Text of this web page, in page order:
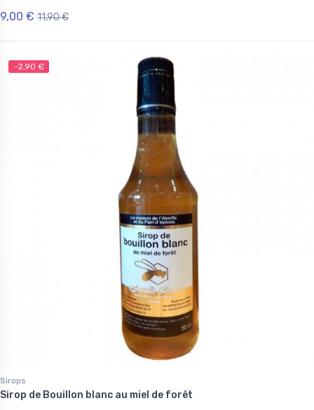
9,00 € 11,90 €
-2,90 €
Sirops
Sirop de Bouillon blanc au miel de forêt